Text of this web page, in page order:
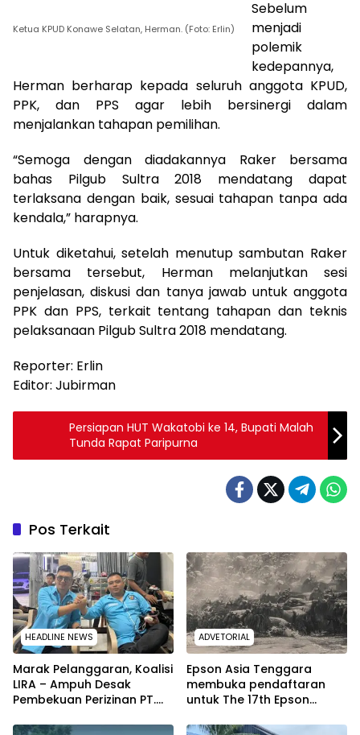
Ketua KPUD Konawe Selatan, Herman. (Foto: Erlin)
Sebelum
menjadi
polemik
kedepannya,
Herman berharap kepada seluruh anggota KPUD,
PPK, dan PPS agar lebih bersinergi dalam
menjalankan tahapan pemilihan.
“Semoga dengan diadakannya Raker bersama
bahas Pilgub Sultra 2018 mendatang dapat
terlaksana dengan baik, sesuai tahapan tanpa ada
kendala,” harapnya.
Untuk diketahui, setelah menutup sambutan Raker
bersama tersebut, Herman melanjutkan sesi
penjelasan, diskusi dan tanya jawab untuk anggota
PPK dan PPS, terkait tentang tahapan dan teknis
pelaksanaan Pilgub Sultra 2018 mendatang.
Reporter: Erlin
Editor: Jubirman
Persiapan HUT Wakatobi ke 14, Bupati Malah
Tunda Rapat Paripurna
Pos Terkait
HEADLINE NEWS
Marak Pelanggaran, Koalisi
LIRA – Ampuh Desak
Pembekuan Perizinan PT.
ADVETORIAL
Epson Asia Tenggara
membuka pendaftaran
untuk The 17th Epson
2026